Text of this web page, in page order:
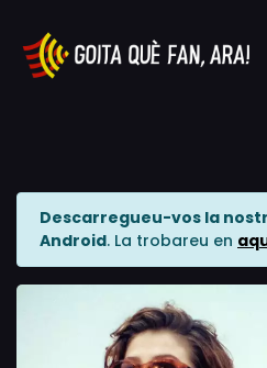
Descarregueu-vos la
Android. La trobareu en